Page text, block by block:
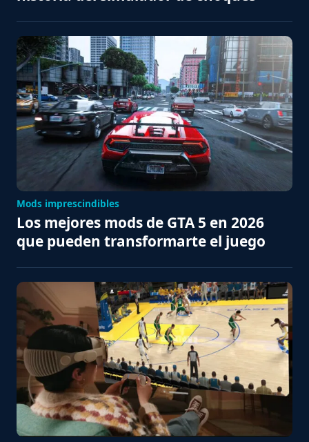
Mods imprescindibles
Los mejores mods de GTA 5 en 2026
que pueden transformarte el juego